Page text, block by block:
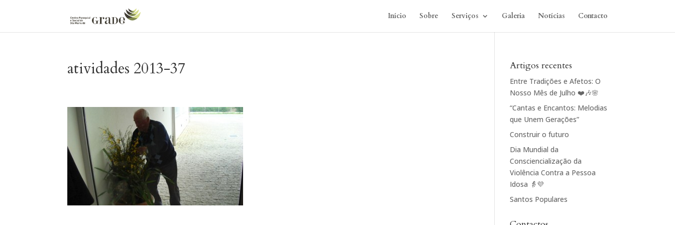
Início Sobre Serviços Galeria Notícias Contacto
atividades 2013-37 Artigos recentes
Entre Tradições e Afetos: O
Nosso Mês de Julho ❤️🎶🌸
“Cantas e Encantos: Melodias
que Unem Gerações”
Construir o futuro
Dia Mundial da
Consciencialização da
Violência Contra a Pessoa
Idosa 👵💜
Santos Populares